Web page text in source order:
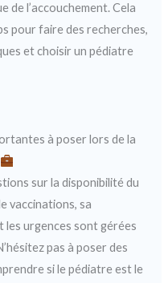
de l’accouchement. Cela
pour faire des recherches,
et choisir un pédiatre
à poser lors de la
sur la disponibilité du
vaccinations, sa
les urgences sont gérées
pas à poser des
si le pédiatre est le